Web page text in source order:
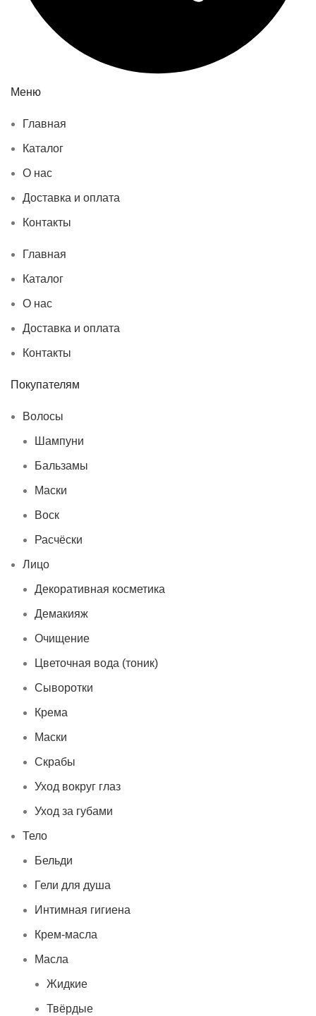
Меню
Главная
Каталог
О нас
Доставка и оплата
Контакты
Главная
Каталог
О нас
Доставка и оплата
Контакты
Покупателям
Волосы
Шампуни
Бальзамы
Маски
Воск
Расчёски
Лицо
Декоративная косметика
Демакияж
Очищение
Цветочная вода (тоник)
Сыворотки
Крема
Маски
Скрабы
Уход вокруг глаз
Уход за губами
Тело
Бельди
Гели для душа
Интимная гигиена
Крем-масла
Масла
Жидкие
Твёрдые